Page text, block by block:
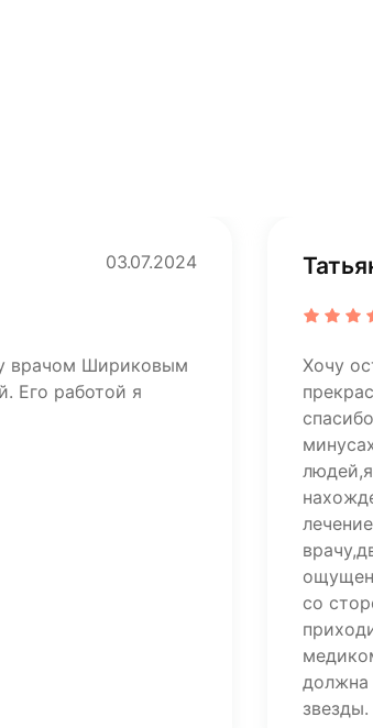
03.07.2024
врачом Шириковым
Его работой я
Хочу
со
должна
звезды.